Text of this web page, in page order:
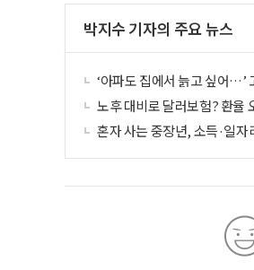
박지수 기자의 주요 뉴스
‘아파도 집에서 늙고 싶어…’
노후 대비로 달러보험? 환율
혼자 사는 중장년, 소득·일자